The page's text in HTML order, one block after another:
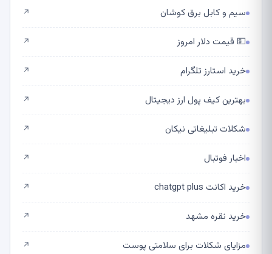
سیم و کابل برق کوشان ↗
💵 قیمت دلار امروز ↗
خرید استارز تلگرام ↗
بهترین کیف پول ارز دیجیتال ↗
شکلات تبلیغاتی نیکان ↗
اخبار فوتبال ↗
خرید اکانت chatgpt plus ↗
خرید نقره مشهد ↗
مزایای شکلات برای سلامتی پوست ↗